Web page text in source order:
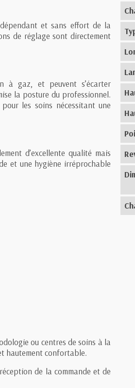
et sans effort de la
de réglage sont directement
à gaz, et peuvent s’écarter
la posture du professionnel.
les soins nécessitant une
d’excellente qualité mais
et une hygiène irréprochable
ou centres de soins à la
hautement confortable.
de la commande et de